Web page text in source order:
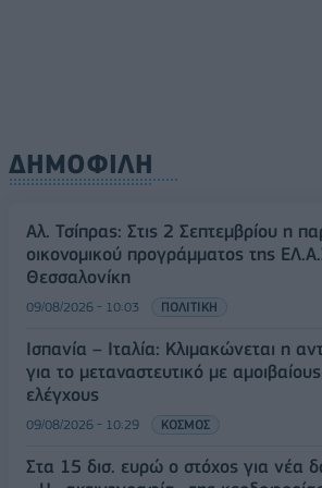
ΔΗΜΟΦΙΛΗ
Αλ. Τσίπρας: Στις 2 Σεπτεμβρίου η
οικονομικού προγράμματος της
Θεσσαλονίκη
09/08/2026 - 10:03 ΠΟΛΙΤΙΚΗ
Ισπανία – Ιταλία: Κλιμακώνεται η
για το μεταναστευτικό με
ελέγχους
09/08/2026 - 10:29 ΚΟΣΜΟΣ
Στα 15 δισ. ευρώ ο στόχος για νέα